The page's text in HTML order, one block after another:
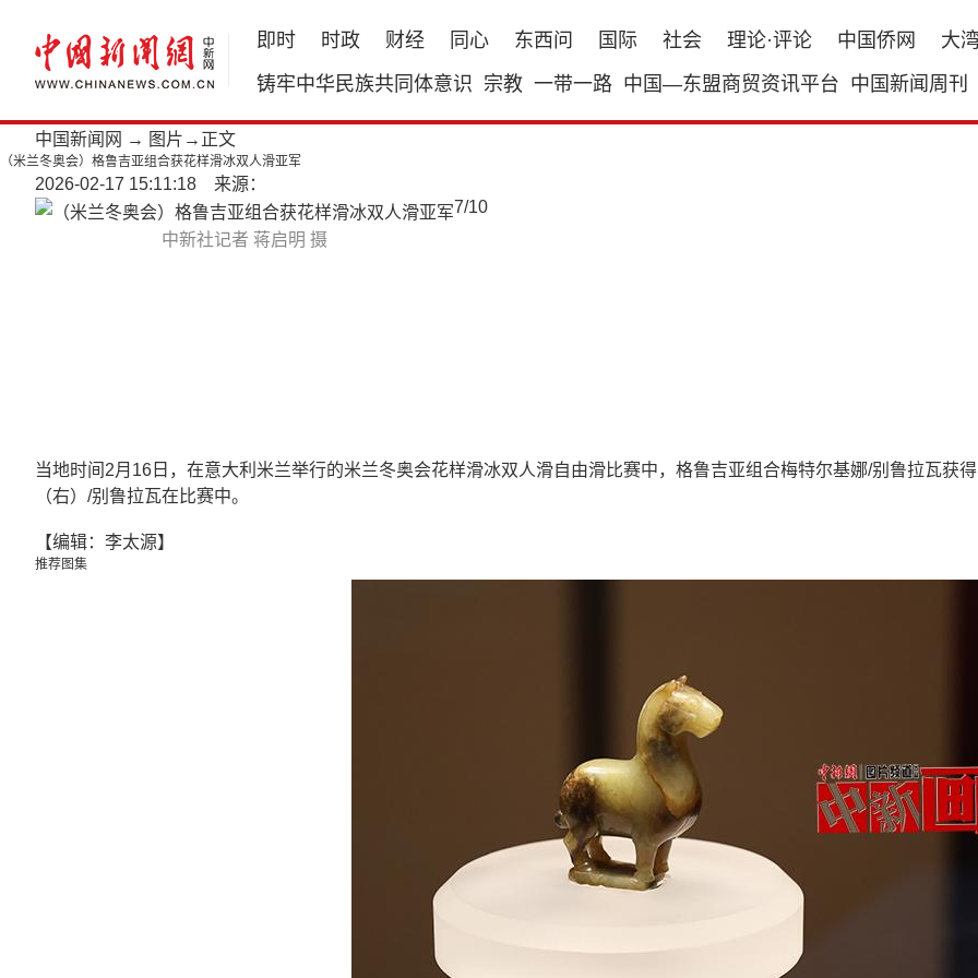
即时 时政 财经 同心 东西问 国际 社会 理论·评论 中国侨网
大
铸牢中华民族共同体意识 宗教 一带一路 中国—东盟商贸资讯平台 中国新闻周刊
中国新闻网 → 图片 →正文
（米兰冬奥会）格鲁吉亚组合获花样滑冰双人滑亚军
2026-02-17 15:11:18 来源：
中新社记者 蒋启明 摄
7/10
当地时间2月16日，在意大利米兰举行的米兰冬奥会花样滑冰双人滑自由滑比赛中，格鲁吉亚组合梅特尔基娜/别鲁拉瓦获
（右）/别鲁拉瓦在比赛中。
【编辑：李太源】
推荐图集